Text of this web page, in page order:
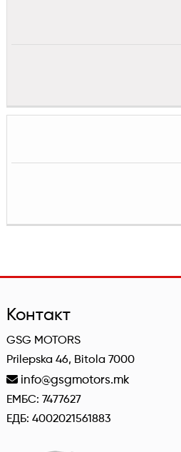
Контакт
GSG MOTORS
Prilepska 46, Bitola 7000
info@gsgmotors.mk
ЕМБС: 7477627
ЕДБ: 4002021561883